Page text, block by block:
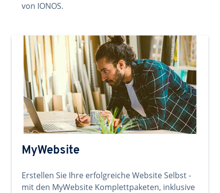
von IONOS.
MyWebsite
Erstellen Sie Ihre erfolgreiche Website Selbst -
mit den MyWebsite Komplettpaketen, inklusive